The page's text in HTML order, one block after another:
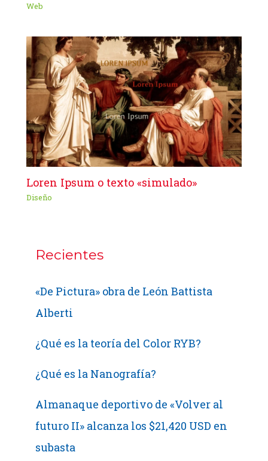
Web
Loren Ipsum o texto «simulado»
Diseño
Recientes
«De Pictura» obra de León Battista
Alberti
¿Qué es la teoría del Color RYB?
¿Qué es la Nanografía?
Almanaque deportivo de «Volver al
futuro II» alcanza los $21,420 USD en
subasta